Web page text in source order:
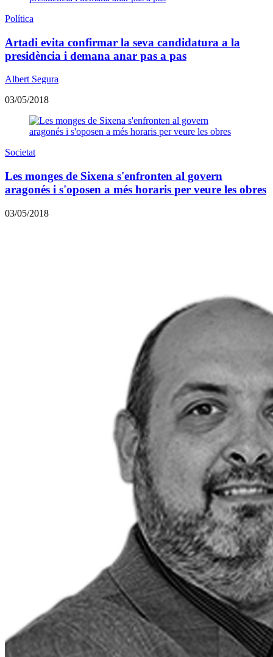
Política
Artadi evita confirmar la seva candidatura a la
presidència i demana anar pas a pas
Albert Segura
03/05/2018
Societat
Les monges de Sixena s'enfronten al govern
aragonés i s'oposen a més horaris per veure les obres
03/05/2018